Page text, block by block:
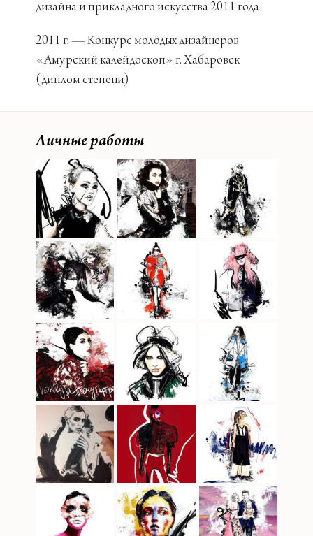
дизайна и прикладного искусства 2011 года
2011 г. — Конкурс молодых дизайнеров
«Амурский калейдоскоп» г. Хабаровск
(диплом степени)
Личные работы